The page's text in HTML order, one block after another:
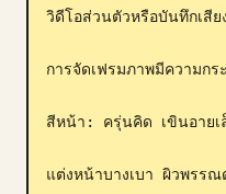
อัปเดต
วิดีโอส่วนตัวหรือบันทึกเสีย
การจัดเฟรมภาพมีความก
สีหน้า: ครุ่นคิด เขินอายเ
แต่งหน้าบางเบา ผิวพรรณ